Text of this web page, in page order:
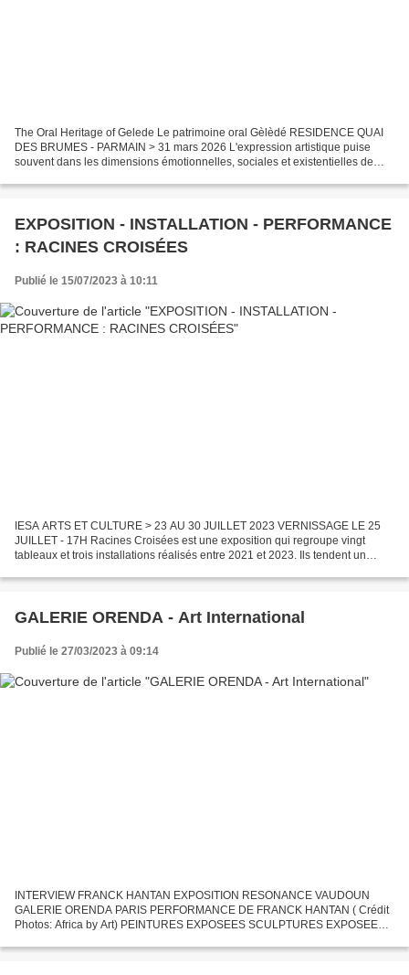
The Oral Heritage of Gelede Le patrimoine oral Gèlèdé RESIDENCE QUAI
DES BRUMES - PARMAIN > 31 mars 2026 L'expression artistique puise
souvent dans les dimensions émotionnelles, sociales et existentielles de
EXPOSITION - INSTALLATION - PERFORMANCE
: RACINES CROISÉES
Publié le 15/07/2023 à 10:11
IESA ARTS ET CULTURE > 23 AU 30 JUILLET 2023 VERNISSAGE LE 25
JUILLET - 17H Racines Croisées est une exposition qui regroupe vingt
tableaux et trois installations réalisés entre 2021 et 2023. Ils tendent un
GALERIE ORENDA - Art International
Publié le 27/03/2023 à 09:14
INTERVIEW FRANCK HANTAN EXPOSITION RESONANCE VAUDOUN
GALERIE ORENDA PARIS PERFORMANCE DE FRANCK HANTAN ( Crédit
Photos: Africa by Art) PEINTURES EXPOSEES SCULPTURES EXPOSEES
ARTISTE : FRANCK HANTAN (BÉNIN)...